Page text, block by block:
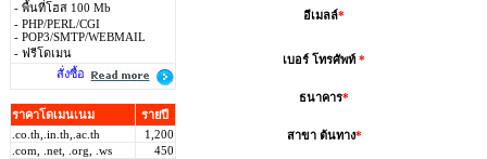
- พื้นที่โฮส 100 Mb
- PHP/PERL/CGI
- POP3/SMTP/WEBMAIL
- ฟรีโดเมน
สั่งซื้อ
ราคาโดเมนเนม
รายปี
.co.th,.in.th,.ac.th
1,200
.com, .net, .org, .ws
450
อีเมลล์*
เบอร์ โทรศัพท์ *
ธนาคาร*
สาขา ต้นทาง*